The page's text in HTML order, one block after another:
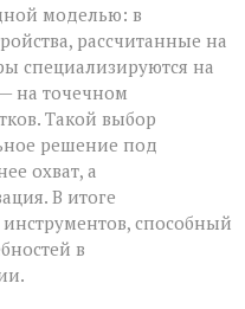
моделью: в
рассчитанные на
специализируются на
на точечном
Такой выбор
решение под
охват, а
В итоге
способный
в